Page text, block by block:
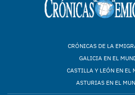
CRÓNICAS DE LA
GALICIA EN EL
CASTILLA Y LEÓN EN EL
ASTURIAS EN EL